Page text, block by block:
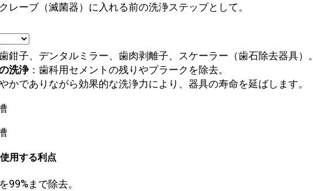
レーブ（滅菌器）に入れる前の洗浄ステップとして。
鉗子、デンタルミラー、歯肉剥離子、スケーラー（歯石除去器具）。
洗浄：歯科用セメントの残りやプラークを除去。
やかでありながら効果的な洗浄力により、器具の寿命を延ばします。
用する利点
99%まで除去。